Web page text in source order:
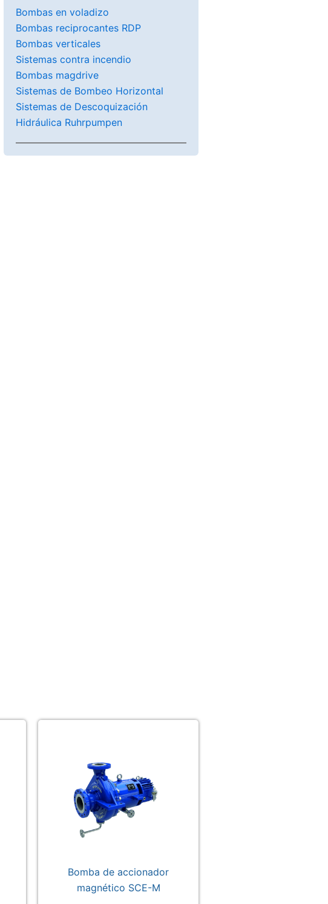
Bombas en voladizo
Bombas reciprocantes RDP
Bombas verticales
Sistemas contra incendio
Bombas magdrive
Sistemas de Bombeo Horizontal
Sistemas de Descoquización
Hidráulica Ruhrpumpen
Bomba de accionador
magnético SCE-M